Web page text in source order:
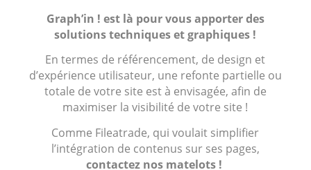
Graph’in ! est là pour vous apporter des
solutions techniques et graphiques !
En termes de référencement, de design et
d’expérience utilisateur, une refonte partielle ou
totale de votre site est à envisagée, afin de
maximiser la visibilité de votre site !
Comme Fileatrade, qui voulait simplifier
l’intégration de contenus sur ses pages,
contactez nos matelots !